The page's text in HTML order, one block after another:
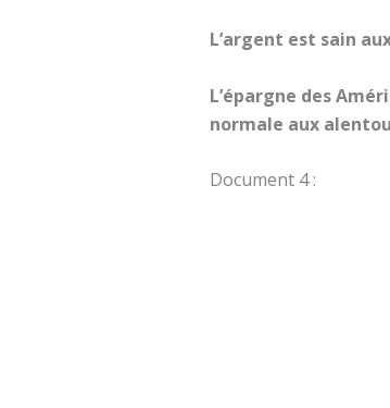
L’argent est sain
L’épargne des
normale aux
Document 4 :